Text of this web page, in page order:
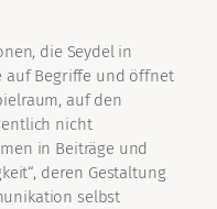
die Seydel in
auf Begriffe und öffnet
auf den
nicht
in Beiträge und
deren Gestaltung
selbst